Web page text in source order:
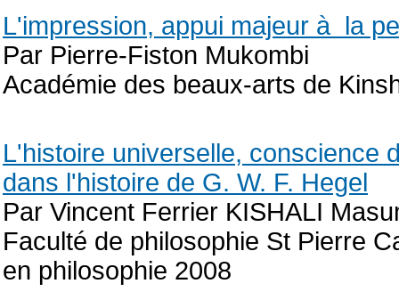
L'impression, appui majeur à la
Par Pierre-Fiston Mukombi
Académie des beaux-arts de
L'histoire universelle, conscience
dans l'histoire de G. W. F. Hegel
Par Vincent Ferrier KISHALI
Faculté de philosophie St Pierre
en philosophie 2008